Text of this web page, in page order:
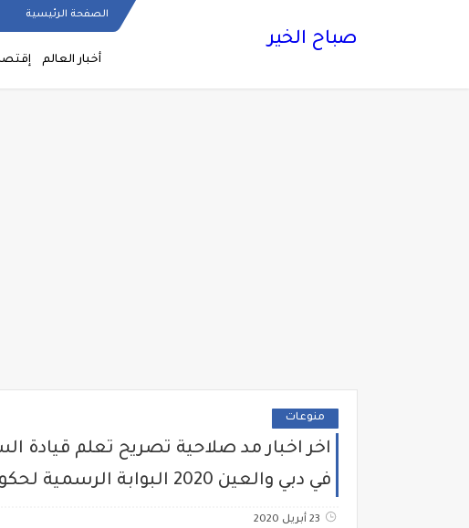
الصفحة الرئيسية
صباح الخير
أخبار العالم
منوعات
اخر اخبار مد صلاحية تصريح تعلم قيادة
في دبي والعين 2020 البوابة الرسمية لحكومة ...
23 أبريل 2020